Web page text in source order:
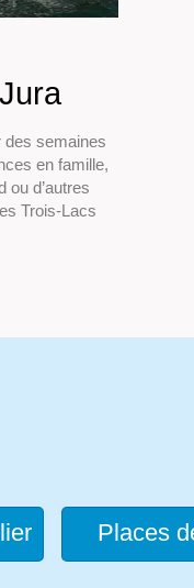
des semaines
en famille,
ou d’autres
Trois-Lacs
Places